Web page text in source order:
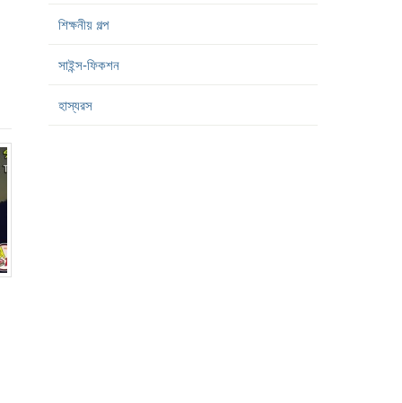
শিক্ষনীয় গল্প
সাইন্স-ফিকশন
হাস্যরস